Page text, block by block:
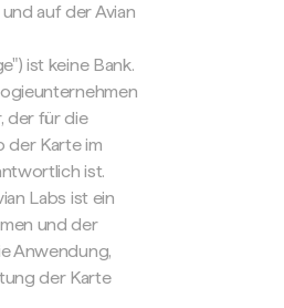
auf der Avian
ist keine Bank.
der für die
der Karte im
ist.
Labs ist ein
und der
Anwendung,
der Karte